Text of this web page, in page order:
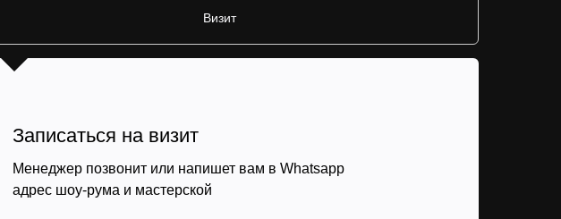
Визит
Записаться на визит
Менеджер позвонит или напишет вам в Whatsapp
адрес шоу-рума и мастерской